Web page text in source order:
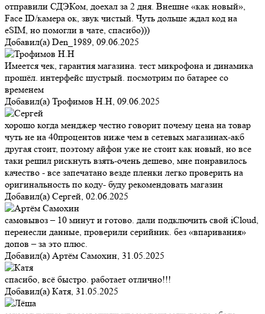
отправили СДЭКом, доехал за 2 дня. Внешне «как новый»,
Face ID/камера ок, звук чистый. Чуть дольше ждал код на
eSIM, но помогли в чате, спасибо)))
Добавил(а) Den_1989, 09.06.2025
Имеется чек, гарантия магазина. тест микрофона и динамика
прошёл. интерфейс шустрый. посмотрим по батарее со
временем
Добавил(а) Трофимов Н.Н, 09.06.2025
хорошо когда менджер честно говорит почему цена на товар
чуть не на 40процентов ниже чем в сетевых магазинах-акб
другая стоит, поэтому айфон уже не стоит как новый, но все
таки решил рискнуть взять-очень дешево, мне понравилось
качество - все запечатано везде пленки легко проверить на
оригинальность по коду- буду рекомендовать магазин
Добавил(а) Сергей, 02.06.2025
самовывоз – 10 минут и готово. дали подключить свой iCloud,
перенесли данные, проверили серийник. без «впаривания»
допов – за это плюс.
Добавил(а) Артём Самохин, 31.05.2025
спасибо, всё быстро. работает отлично!!!
Добавил(а) Катя, 31.05.2025